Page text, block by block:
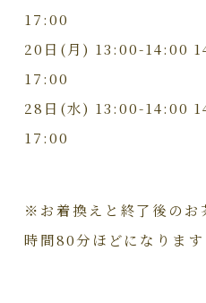
17:00
20日(月) 13:00-14:00
17:00
28日(水) 13:00-14:00
17:00
※お着換えと終了後のお
時間80分ほどになります